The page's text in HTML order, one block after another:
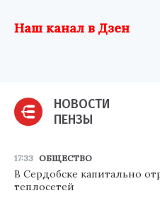
Наш канал в Дзен
НОВОСТИ
ПЕНЗЫ
17:33 ОБЩЕСТВО
В Сердобске капитально
теплосетей